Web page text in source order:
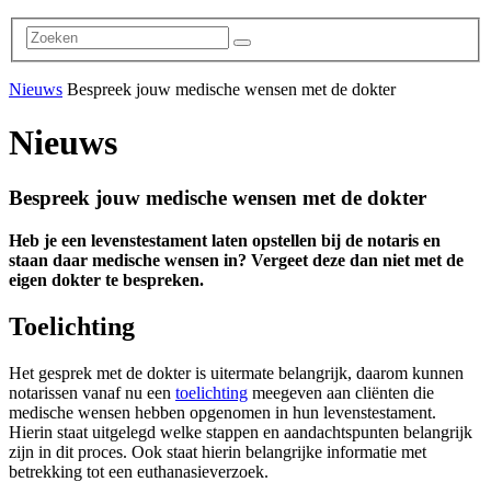
Nieuws Bespreek jouw medische wensen met de dokter
Nieuws
Bespreek jouw medische wensen met de dokter
Heb je een levenstestament laten opstellen bij de notaris en
staan daar medische wensen in? Vergeet deze dan niet met de
eigen dokter te bespreken.
Toelichting
Het gesprek met de dokter is uitermate belangrijk, daarom kunnen
notarissen vanaf nu een toelichting meegeven aan cliënten die
medische wensen hebben opgenomen in hun levenstestament.
Hierin staat uitgelegd welke stappen en aandachtspunten belangrijk
zijn in dit proces. Ook staat hierin belangrijke informatie met
betrekking tot een euthanasieverzoek.